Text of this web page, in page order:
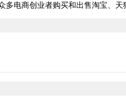
电商创业者购买和出售淘宝、天